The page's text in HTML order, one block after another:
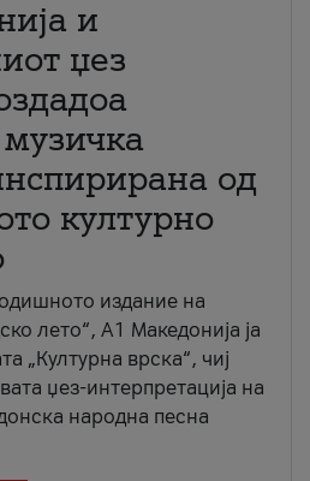
и
џез
од
културно
издание на
лето“, А1 Македонија ја
„Културна врска“, чиј
џез-интерпретација на
народна песна